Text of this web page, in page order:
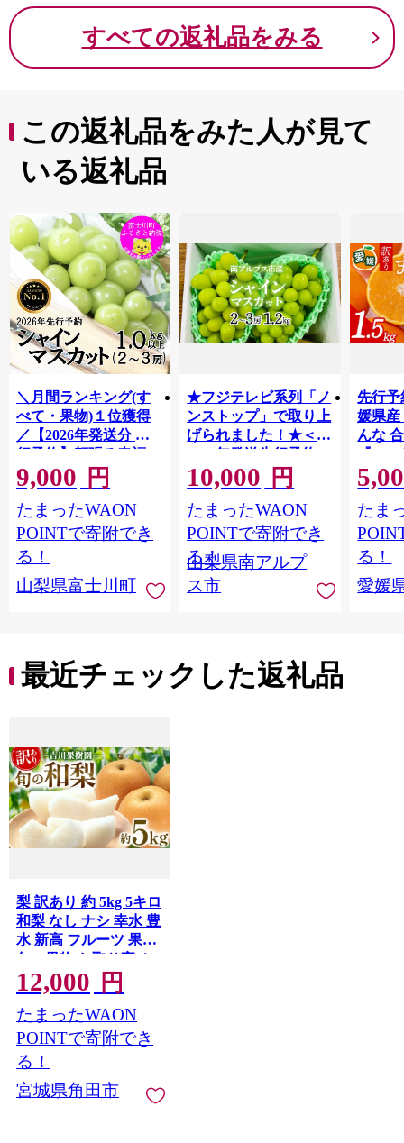
すべての返礼品をみる
この返礼品をみた人が見て
いる返礼品
＼月間ランキング(す
べて・果物)１位獲得
／【2026年発送分 先
行予約】頬張る幸福
感 〜緑の宝石・ シ
ャインマスカット 〜
１ｋｇ以上（２〜３
房） フルーツ 山梨県
産 果物 くだもの シャ
イン マスカット ぶど
う ブドウ 葡萄 大粒 種
9,000 円
たまったWAON
POINTで寄附でき
る！
山梨県富士川町
★フジテレビ系列「ノ
ンストップ」で取り上
げられました！★＜
2026年発送先行予約＞
南アルプス市産シャイ
ンマスカット1.2kg以
上（2～3房） クール
便発送 ALPAG007
10,000 円
たまったWAON
POINTで寄附でき
る！
山梨県南アルプ
ス市
先行予
媛県産
んな
『
出荷
ご自宅
マド
あり
ツ 高
産地直
レンジ
たま
る！
愛媛
最近チェックした返礼品
梨 訳あり 約 5kg 5キロ
和梨 なし ナシ 幸水 豊
水 新高 フルーツ 果物
旬の果物 お取り寄せ
グルメ 美味しい 甘い
人気 おすすめ 吉川果
樹園 宮城県 角田市
【先行予約（2026年発
送分）】
12,000 円
たまったWAON
POINTで寄附でき
る！
宮城県角田市